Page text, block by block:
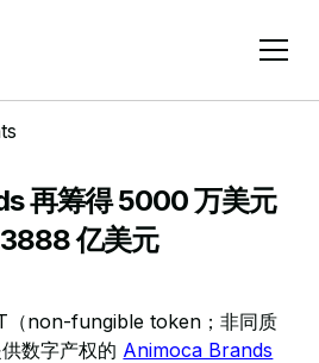
再筹得 5000 万美元
亿美元
（non-fungible token；非同质
数字产权的 Animoca Brands